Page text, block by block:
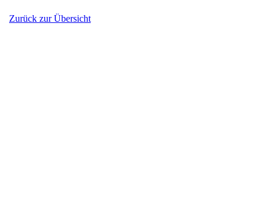
Zurück zur Übersicht